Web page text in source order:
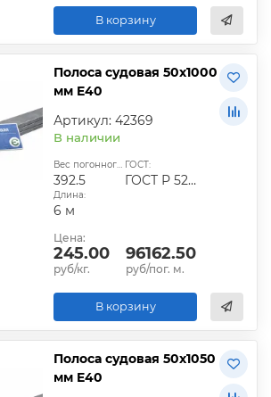
В корзину
Полоса судовая 50х1000
мм E40
Артикул: 42369
В наличии
Вес погонного метра, кг:
392.5
ГОСТ:
ГОСТ Р 52927-2015
Длина:
6 м
Цена:
245.00
руб/кг.
96162.50
руб/пог. м.
В корзину
Полоса судовая 50х1050
мм E40